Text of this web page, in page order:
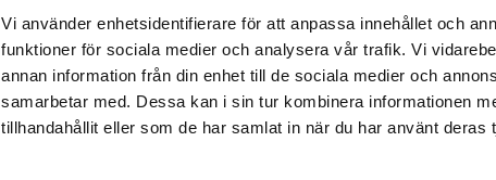
Vi använder enhetsidentifierare för att anpassa innehållet och
funktioner för sociala medier och analysera vår trafik. Vi
annan information från din enhet till de sociala medier och
samarbetar med. Dessa kan i sin tur kombinera informationen
tillhandahållit eller som de har samlat in när du har använt deras